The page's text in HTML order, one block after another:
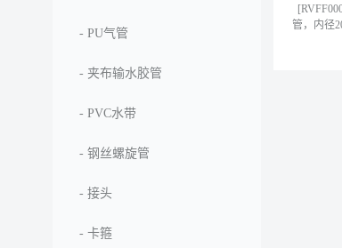
- PU气管
- 夹布输水胶管
- PVC水带
- 钢丝螺旋管
- 接头
- 卡箍
管，内径